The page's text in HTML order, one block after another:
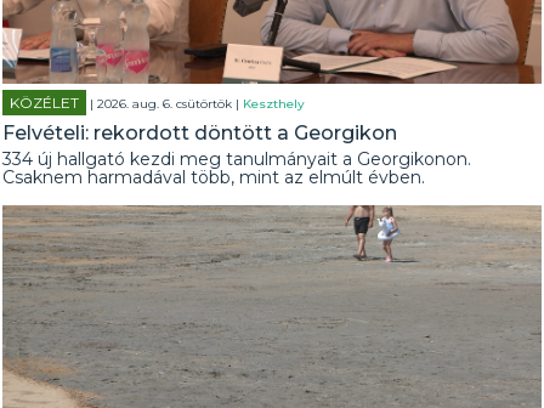
KÖZÉLET | 2026. aug. 6. csütörtök | Keszthely
Felvételi: rekordott döntött a Georgikon
334 új hallgató kezdi meg tanulmányait a Georgikonon.
Csaknem harmadával több, mint az elmúlt évben.